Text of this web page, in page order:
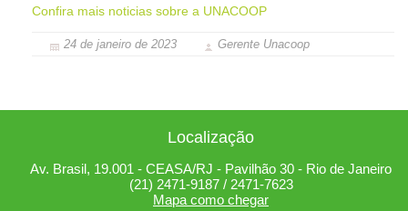
Confira mais noticias sobre a UNACOOP
24 de janeiro de 2023 Gerente Unacoop
Localização
Av. Brasil, 19.001 - CEASA/RJ - Pavilhão 30 - Rio de Janeiro
(21) 2471-9187 / 2471-7623
Mapa como chegar